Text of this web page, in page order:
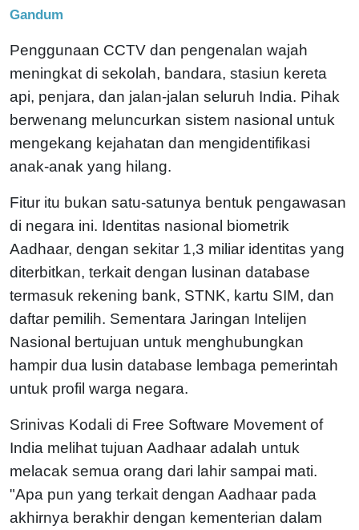
Gandum
Penggunaan CCTV dan pengenalan wajah
meningkat di sekolah, bandara, stasiun kereta
api, penjara, dan jalan-jalan seluruh India. Pihak
berwenang meluncurkan sistem nasional untuk
mengekang kejahatan dan mengidentifikasi
anak-anak yang hilang.
Fitur itu bukan satu-satunya bentuk pengawasan
di negara ini. Identitas nasional biometrik
Aadhaar, dengan sekitar 1,3 miliar identitas yang
diterbitkan, terkait dengan lusinan database
termasuk rekening bank, STNK, kartu SIM, dan
daftar pemilih. Sementara Jaringan Intelijen
Nasional bertujuan untuk menghubungkan
hampir dua lusin database lembaga pemerintah
untuk profil warga negara.
Srinivas Kodali di Free Software Movement of
India melihat tujuan Aadhaar adalah untuk
melacak semua orang dari lahir sampai mati.
"Apa pun yang terkait dengan Aadhaar pada
akhirnya berakhir dengan kementerian dalam